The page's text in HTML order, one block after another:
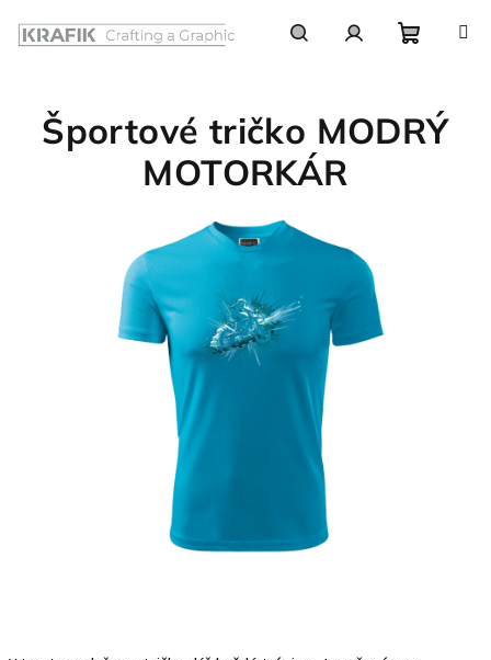
košík
Športové tričko MODRÝ
MOTORKÁR